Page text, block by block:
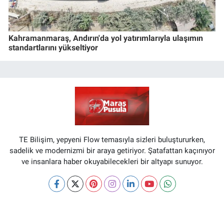
Kahramanmaraş, Andırın'da yol yatırımlarıyla ulaşımın
standartlarını yükseltiyor
TE Bilişim, yepyeni Flow temasıyla sizleri buluştururken,
sadelik ve modernizmi bir araya getiriyor. Şatafattan kaçınıyor
ve insanlara haber okuyabilecekleri bir altyapı sunuyor.